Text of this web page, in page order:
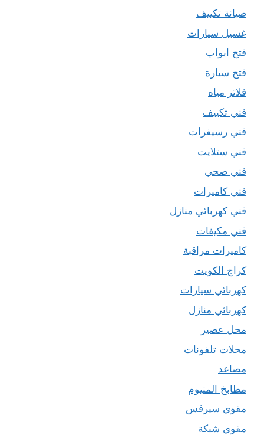
صيانة تكييف
غسيل سيارات
فتح ابواب
فتح سيارة
فلاتر مياه
فني تكييف
فني رسيفرات
فني ستلايت
فني صحي
فني كاميرات
فني كهربائي منازل
فني مكيفات
كاميرات مراقبة
كراج الكويت
كهربائي سيارات
كهربائي منازل
محل عصير
محلات تلفونات
مصاعد
مطابخ المنيوم
مقوي سيرفس
مقوي شبكة